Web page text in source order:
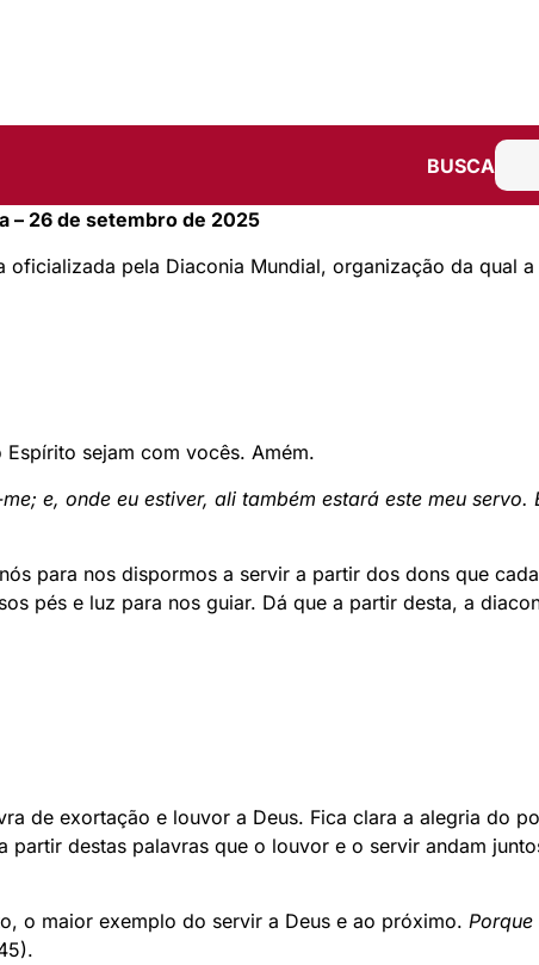
BUSCA
– 26 de setembro de 2025
oficializada pela Diaconia Mundial, organização da qual a
sejam com vocês. Amém.
e, onde eu estiver, ali também estará este meu
para nos dispormos a servir a partir dos dons que
pés e luz para nos guiar. Dá que a partir desta, a
de exortação e louvor a Deus. Fica clara a alegria do
destas palavras que o louvor e o servir andam
o maior exemplo do servir a Deus e ao próximo.